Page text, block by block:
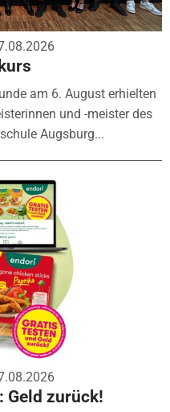
am 6. August erhielten
und -meister des
Augsburg...
Geld zurück!